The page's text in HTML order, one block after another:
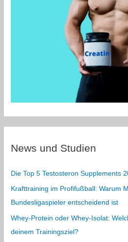
News und Studien
Die Top 5 Testosteron Supplements
Krafttraining im Profifußball: Warum
Bundesligaspieler entscheidend ist
Whey-Protein oder Whey-Isolat:
deinem Trainingsziel?